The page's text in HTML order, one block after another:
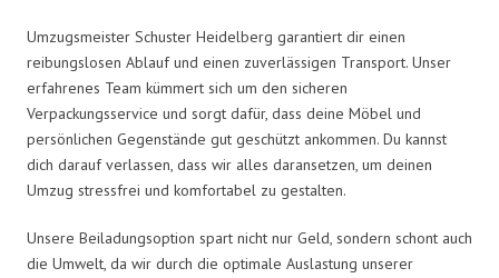
Umzugsmeister Schuster Heidelberg garantiert dir einen
reibungslosen Ablauf und einen zuverlässigen Transport. Unser
erfahrenes Team kümmert sich um den sicheren
Verpackungsservice und sorgt dafür, dass deine Möbel und
persönlichen Gegenstände gut geschützt ankommen. Du kannst
dich darauf verlassen, dass wir alles daransetzen, um deinen
Umzug stressfrei und komfortabel zu gestalten.
Unsere Beiladungsoption spart nicht nur Geld, sondern schont auch
die Umwelt, da wir durch die optimale Auslastung unserer